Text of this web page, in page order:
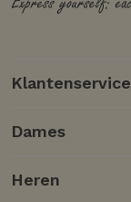
Klantenservice
Dames
Heren